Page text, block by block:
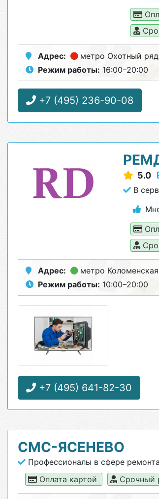
Адрес: метро Охотный ряд
Режим работы: 16:00–20:00
+7 (495) 236-90-08
5.0
В
Адрес: метро Коломенская
Режим работы: 10:00–20:00
+7 (495) 641-82-30
СМС-ЯСЕНЕВО
Профессионалы в сфере
Оплата картой
Срочный